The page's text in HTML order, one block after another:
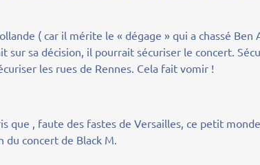
( car il mérite le « dégage » qui a chassé
sur sa décision, il pourrait sécuriser le concert.
les rues de Rennes. Cela fait vomir !
que , faute des fastes de Versailles, ce petit
du concert de Black M.